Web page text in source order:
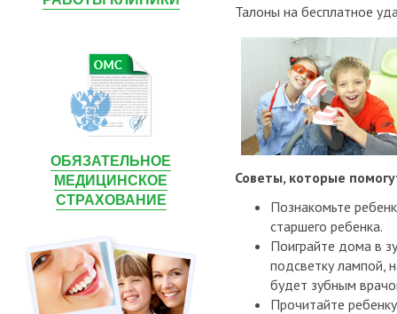
ОБЯЗАТЕЛЬНОЕ
МЕДИЦИНСКОЕ
СТРАХОВАНИЕ
Талоны на бесплатное
Советы, которые
Познакомьте
старшего ребенка.
Поиграйте дома в
подсветку лампой,
будет зубным
Прочитайте